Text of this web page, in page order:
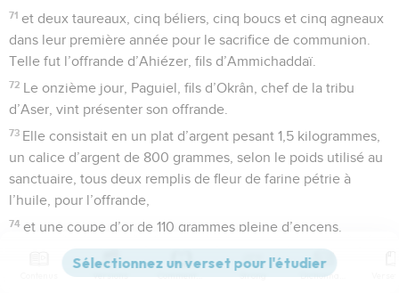
71 et deux taureaux, cinq béliers, cinq boucs et cinq agneaux
dans leur première année pour le sacrifice de communion.
Telle fut l’offrande d’Ahiézer, fils d’Ammichaddaï.
72 Le onzième jour, Paguiel, fils d’Okrân, chef de la tribu
d’Aser, vint présenter son offrande.
73 Elle consistait en un plat d’argent pesant 1,5 kilogrammes,
un calice d’argent de 800 grammes, selon le poids utilisé au
sanctuaire, tous deux remplis de fleur de farine pétrie à
l’huile, pour l’offrande,
74 et une coupe d’or de 110 grammes pleine d’encens.
Il amena aussi un jeune taureau, un bélier et un agneau
dans sa première année pour l’holocauste,
Versions Commentaires Strong